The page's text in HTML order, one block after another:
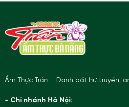
Ẩm Thực Trần – Danh bất hư truyền,
- Chi nhánh Hà Nội: